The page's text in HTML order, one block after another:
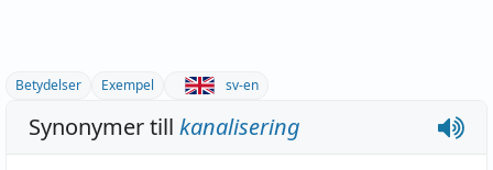
Betydelser Exempel sv-en
Synonymer till kanalisering